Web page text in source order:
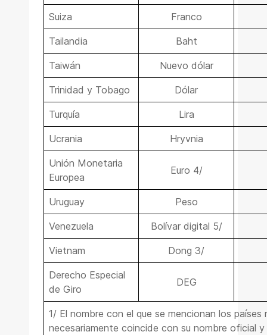
Suiza Franco
Tailandia Baht
Taiwán Nuevo dólar
Trinidad y Tobago Dólar
Turquía Lira
Ucrania Hryvnia
Unión Monetaria
Europea
Euro 4/
Uruguay Peso
Venezuela Bolívar digital 5/
Vietnam Dong 3/
Derecho Especial
de Giro
DEG
1/ El nombre con el que se mencionan los países
necesariamente coincide con su nombre oficial